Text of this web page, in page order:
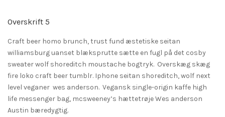
Overskrift 5
Craft beer homo brunch, trust fund æstetiske seitan
williamsburg uanset blæksprutte sætte en fugl på det cosby
sweater wolf shoreditch moustache bogtryk. Overskæg skæg
fire loko craft beer tumblr. Iphone seitan shoreditch, wolf next
level veganer wes anderson. Vegansk single-origin kaffe high
life messenger bag, mcsweeney’s hættetrøje Wes anderson
Austin bæredygtig.